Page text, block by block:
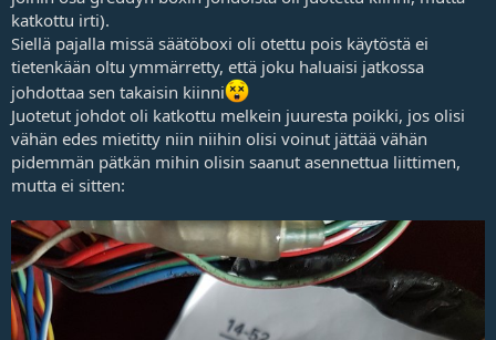
katkottu irti).
Siellä pajalla missä säätöboxi oli otettu pois käytöstä ei
tietenkään oltu ymmärretty, että joku haluaisi jatkossa
johdottaa sen takaisin kiinni
Juotetut johdot oli katkottu melkein juuresta poikki, jos olisi
vähän edes mietitty niin niihin olisi voinut jättää vähän
pidemmän pätkän mihin olisin saanut asennettua liittimen,
mutta ei sitten: